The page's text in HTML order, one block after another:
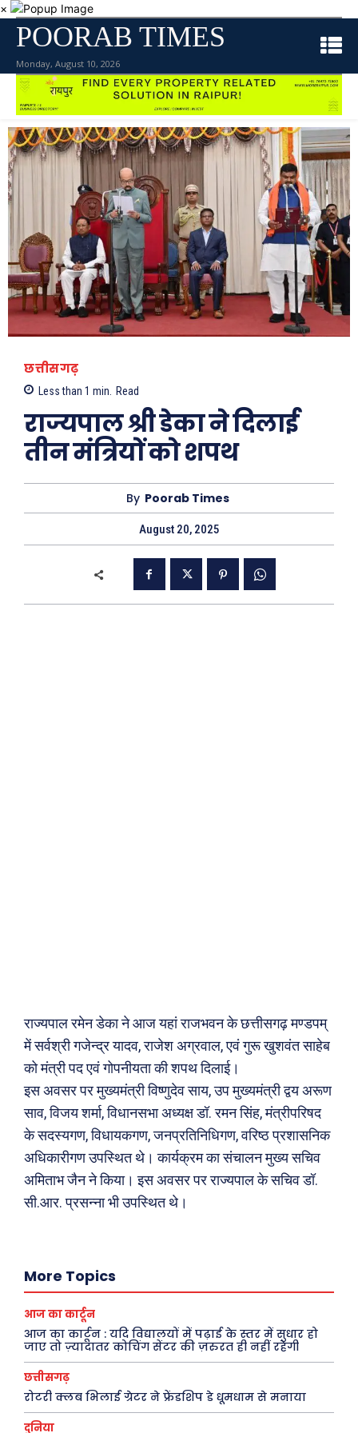
Type here... Search
ख़बरें पूरब विशेष
×
POORAB TIMES
Monday, August 10, 2026
छत्तीसगढ़
Less than 1 min. Read
राज्यपाल श्री डेका ने दिलाई
तीन मंत्रियों को शपथ
By Poorab Times
August 20, 2025
राज्यपाल रमेन डेका ने आज यहां राजभवन के छत्तीसगढ़ मण्डपम्
में सर्वश्री गजेन्द्र यादव, राजेश अग्रवाल, एवं गुरू खुशवंत साहेब
को मंत्री पद एवं गोपनीयता की शपथ दिलाई।
इस अवसर पर मुख्यमंत्री विष्णुदेव साय, उप मुख्यमंत्री द्वय अरूण
साव, विजय शर्मा, विधानसभा अध्यक्ष डॉ. रमन सिंह, मंत्रीपरिषद
के सदस्यगण, विधायकगण, जनप्रतिनिधिगण, वरिष्ठ प्रशासनिक
अधिकारीगण उपस्थित थे। कार्यक्रम का संचालन मुख्य सचिव
अमिताभ जैन ने किया। इस अवसर पर राज्यपाल के सचिव डॉ.
सी.आर. प्रसन्ना भी उपस्थित थे।
More Topics
आज का कार्टून
आज का कार्टून : यदि विद्यालयों में पढ़ाई के स्तर में सुधार हो
जाए तो ज़्यादातर कोचिंग सेंटर की ज़रुरत ही नहीं रहेगी
छत्तीसगढ़
रोटरी क्लब भिलाई ग्रेटर ने फ्रेंडशिप डे धूमधाम से मनाया
दुनिया